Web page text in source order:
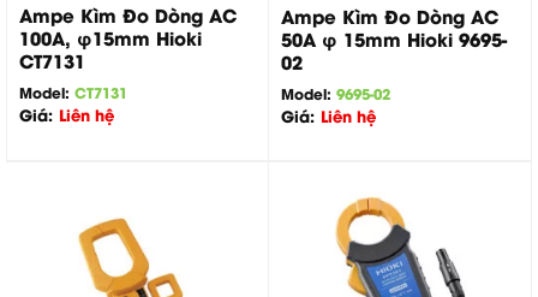
Ampe Kìm Đo Dòng AC
100A, φ15mm Hioki
CT7131
Model: CT7131
Giá: Liên hệ
Ampe Kìm Đo Dòng AC
50A φ 15mm Hioki 9695-
02
Model: 9695-02
Giá: Liên hệ